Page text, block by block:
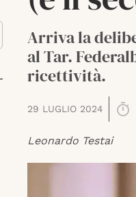
Arriva la
al Tar.
ricettività.
29 LUGLIO 2024
Leonardo Testai